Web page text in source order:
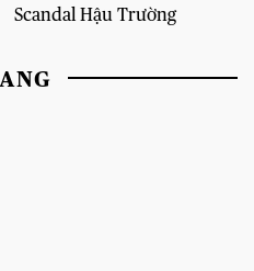
Scandal Hậu Trường